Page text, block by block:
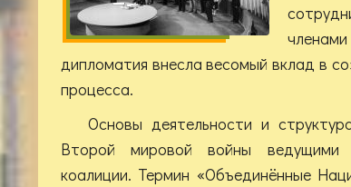
дипломатия внесла весомый вклад в
процесса.
Основы деятельности и
Второй мировой войны ведущими
коалиции. Термин «Объединённые